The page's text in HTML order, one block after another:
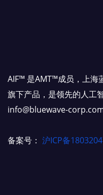
AIF™ 是AMT™成员，上海
旗下产品，是领先的人工
info@bluewave-
备案号： 沪ICP备